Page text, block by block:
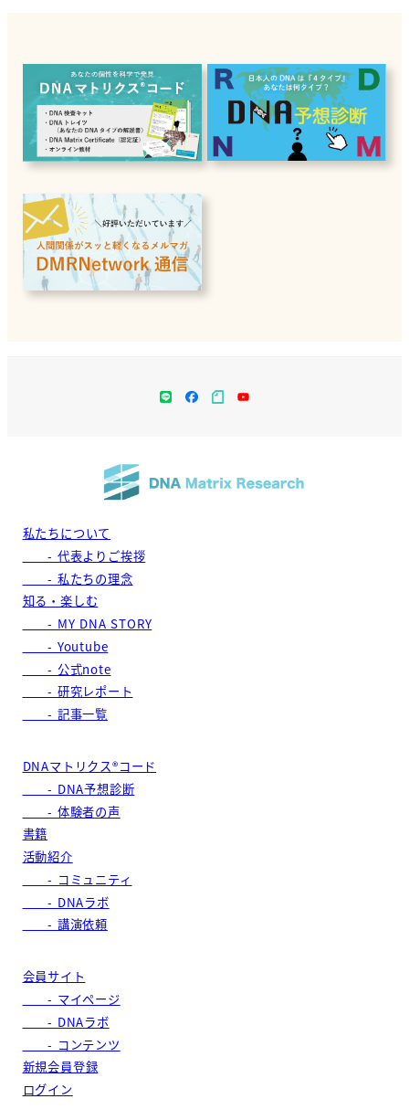
Facebook
noteYouTube
私たちについて
- 代表よりご挨拶
- 私たちの理念
知る・楽しむ
- MY DNA STORY
- Youtube
- 公式note
- 研究レポート
- 記事一覧
DNAマトリクス®コード
- DNA予想診断
- 体験者の声
書籍
活動紹介
- コミュニティ
- DNAラボ
- 講演依頼
会員サイト
- マイページ
- DNAラボ
- コンテンツ
新規会員登録
ログイン